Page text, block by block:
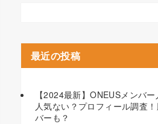
最近の投稿
【2024最新】ONEUSメンバー
人気ない？プロフィール調査
バーも？